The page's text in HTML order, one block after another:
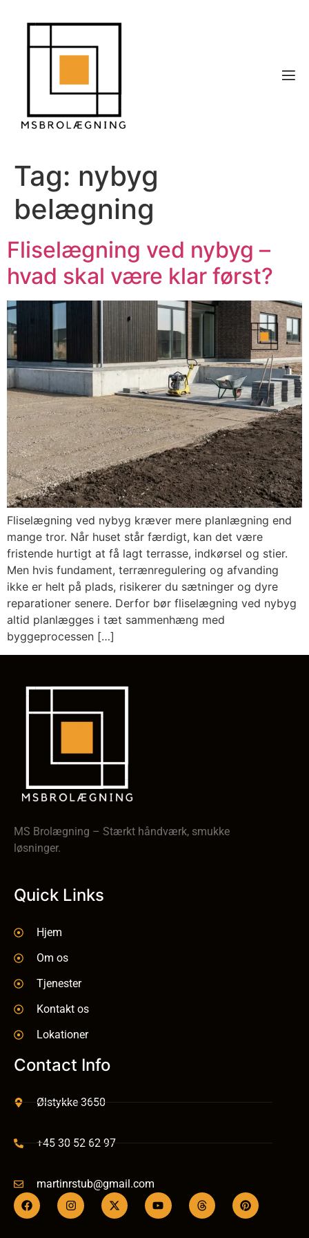
Tag: nybyg
belægning
Fliselægning ved nybyg –
hvad skal være klar først?
Fliselægning ved nybyg kræver mere planlægning end
mange tror. Når huset står færdigt, kan det være
fristende hurtigt at få lagt terrasse, indkørsel og stier.
Men hvis fundament, terrænregulering og afvanding
ikke er helt på plads, risikerer du sætninger og dyre
reparationer senere. Derfor bør fliselægning ved nybyg
altid planlægges i tæt sammenhæng med
byggeprocessen […]
MS Brolægning – Stærkt håndværk, smukke
løsninger.
Quick Links
Hjem
Om os
Tjenester
Kontakt os
Lokationer
Contact Info
Ølstykke 3650
+45 30 52 62 97
martinrstub@gmail.com